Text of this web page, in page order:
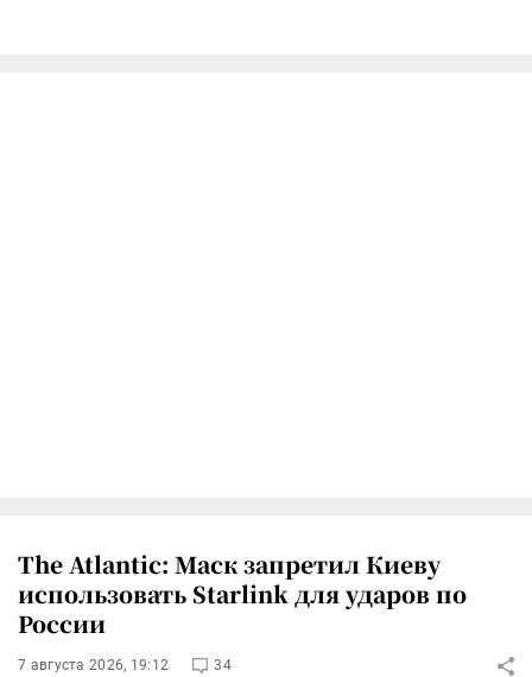
The Atlantic: Маск запретил Киеву
использовать Starlink для ударов по
России
7 августа 2026, 19:12 34